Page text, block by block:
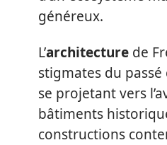
généreux.
L’architecture de
stigmates du
se projetant vers
bâtiments
constructions